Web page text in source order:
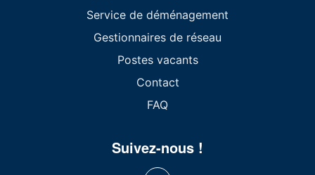
Service de déménagement
Gestionnaires de réseau
Postes vacants
Contact
FAQ
Suivez-nous !